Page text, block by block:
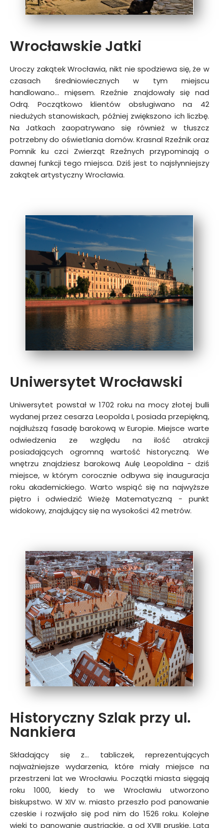
Wrocławskie Jatki
Uroczy zakątek Wrocławia, nikt nie spodziewa się, że w
czasach średniowiecznych w tym miejscu
handlowano… mięsem. Rzeźnie znajdowały się nad
Odrą. Początkowo klientów obsługiwano na 42
niedużych stanowiskach, później zwiększono ich liczbę.
Na Jatkach zaopatrywano się również w tłuszcz
potrzebny do oświetlania domów. Krasnal Rzeźnik oraz
Pomnik ku czci Zwierząt Rzeźnych przypominają o
dawnej funkcji tego miejsca. Dziś jest to najsłynniejszy
zakątek artystyczny Wrocławia.
Uniwersytet Wrocławski
Uniwersytet powstał w 1702 roku na mocy złotej bulli
wydanej przez cesarza Leopolda I, posiada przepiękną,
najdłuższą fasadę barokową w Europie. Miejsce warte
odwiedzenia ze względu na ilość atrakcji
posiadających ogromną wartość historyczną. We
wnętrzu znajdziesz barokową Aulę Leopoldina − dziś
miejsce, w którym corocznie odbywa się inauguracja
roku akademickiego. Warto wspiąć się na najwyższe
piętro i odwiedzić Wieżę Matematyczną − punkt
widokowy, znajdujący się na wysokości 42 metrów.
Historyczny Szlak przy ul.
Nankiera
Składający się z… tabliczek, reprezentujących
najważniejsze wydarzenia, które miały miejsce na
przestrzeni lat we Wrocławiu. Początki miasta sięgają
roku 1000, kiedy to we Wrocławiu utworzono
biskupstwo. W XIV w. miasto przeszło pod panowanie
czeskie i rozwijało się pod nim do 1526 roku. Kolejne
wieki to panowanie austriackie, a od XVIII pruskie. Lata